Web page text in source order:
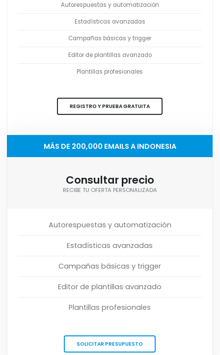
Autorespuestas y automatización
Estadísticas avanzadas
Campañas básicas y trigger
Editor de plantillas avanzado
Plantillas profesionales
REGISTRO Y PRUEBA GRATUITA
MÁS DE 200,000 EMAILS A INDONESIA
Consultar precio
RECIBE TU OFERTA PERSONALIZADA
Autorespuestas y automatización
Estadísticas avanzadas
Campañas básicas y trigger
Editor de plantillas avanzado
Plantillas profesionales
SOLICITAR PRESUPUESTO